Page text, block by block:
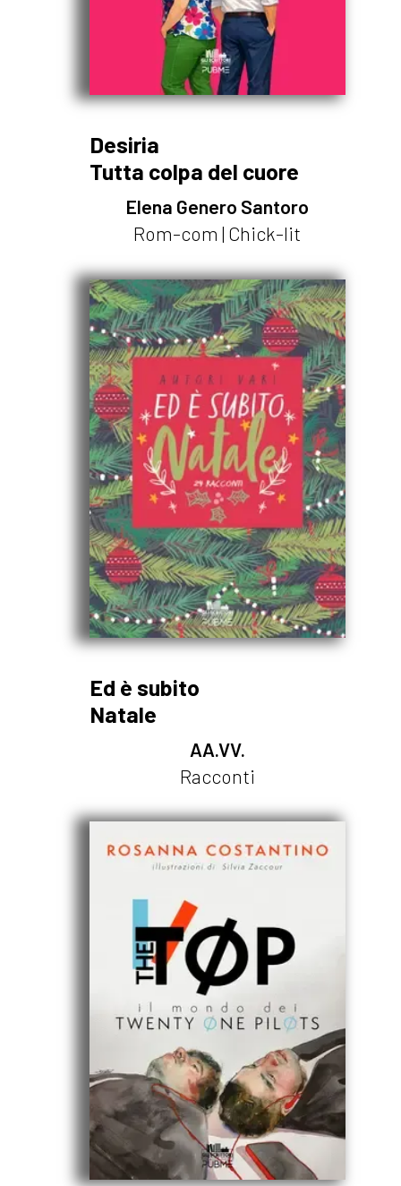
Desiria
Tutta colpa del cuore
Elena Genero Santoro
Rom-com | Chick-lit
Ed è subito
Natale
AA.VV.
Racconti